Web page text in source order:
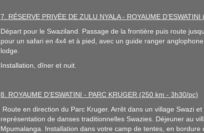
7. RÉSERVE PRIVÉE DE ZULU NYALA - ROYAUME
Départ pour le Swaziland. Passage de la frontière puis route
pour un safari en 4x4 et à pied, avec un guide ranger
lodge.
Installation, dîner et nuit.
8. ROYAUME D’ESWATINI - PARC KRUGER (250 km - 3h30/pc)
Route en direction du Parc Kruger. Arrêt dans un village Swazi
représentation de danses traditionnelles Swazies. Déjeuner au
Mpumalanga. Installation dans votre camp de tentes, en bordure